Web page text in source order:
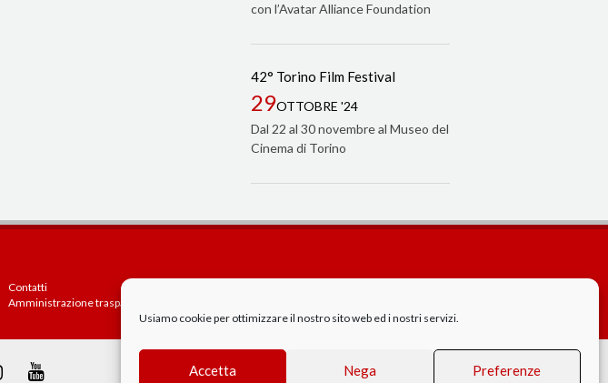
Usiamo cookie per ottimizzare il nostro sito web ed i nostri servizi.
Accetta Nega Preferenze
con l’Avatar Alliance Foundation
42° Torino Film Festival
29OTTOBRE '24
Dal 22 al 30 novembre al Museo del
Cinema di Torino
Contatti
Amministrazione trasparente